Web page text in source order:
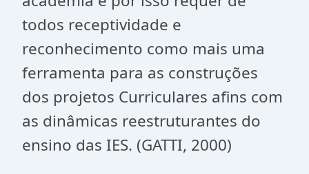
todos receptividade e
reconhecimento como mais uma
ferramenta para as construções
dos projetos Curriculares afins com
as dinâmicas reestruturantes do
ensino das IES. (GATTI, 2000)